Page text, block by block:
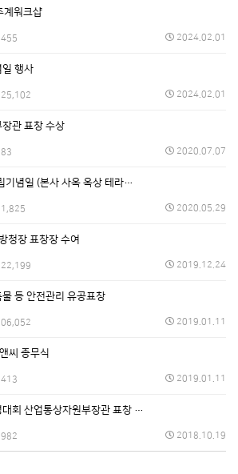
계워크샵
2024.02.01
행사
2024.02.01
관 표창 수상
2020.07.07
기념일 (본사 사옥 옥상 테라…
2020.05.29
청장 표창장 수여
2019.12.24
등 안전관리 유공표창
2019.01.11
씨 종무식
2019.01.11
회 산업통상자원부장관 표창 …
2018.10.19